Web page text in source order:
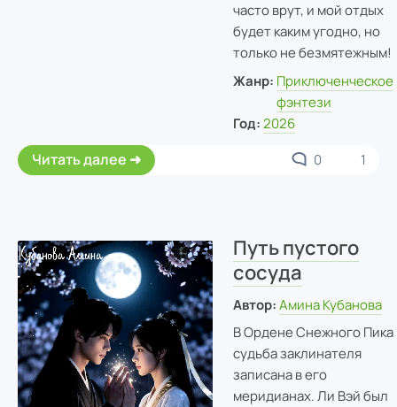
часто врут, и мой отдых
будет каким угодно, но
только не безмятежным!
Жанр: Приключенческое
фэнтези
Год: 2026
Читать далее 0 1
Путь пустого
сосуда
Автор: Амина Кубанова
В Ордене Снежного Пика
судьба заклинателя
записана в его
меридианах. Ли Вэй был